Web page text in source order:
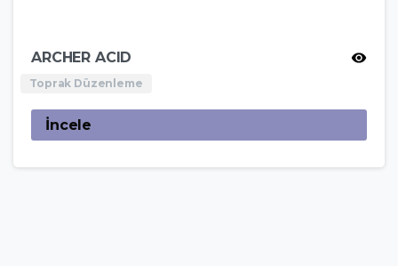
ARCHER ACID
Toprak Düzenleme
İncele